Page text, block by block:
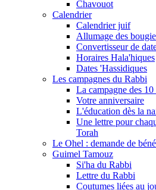
Chavouot
Calendrier
Calendrier juif
Allumage des
Convertisseur de
Horaires Hala'hiques
Dates 'Hassidiques
Les campagnes du Rabbi
La campagne des
Votre anniversaire
L'éducation dès la
Une lettre pour
Torah
Le Ohel : demande de
Guimel Tamouz
Si'ha du Rabbi
Lettre du Rabbi
Coutumes liées au